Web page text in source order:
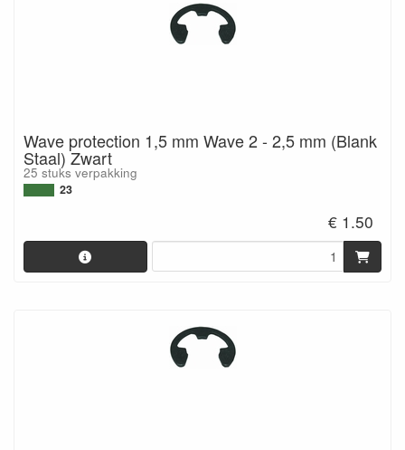
Wave protection 1,5 mm Wave 2 - 2,5 mm (Blank
Staal) Zwart
25 stuks verpakking
23
€ 1.50